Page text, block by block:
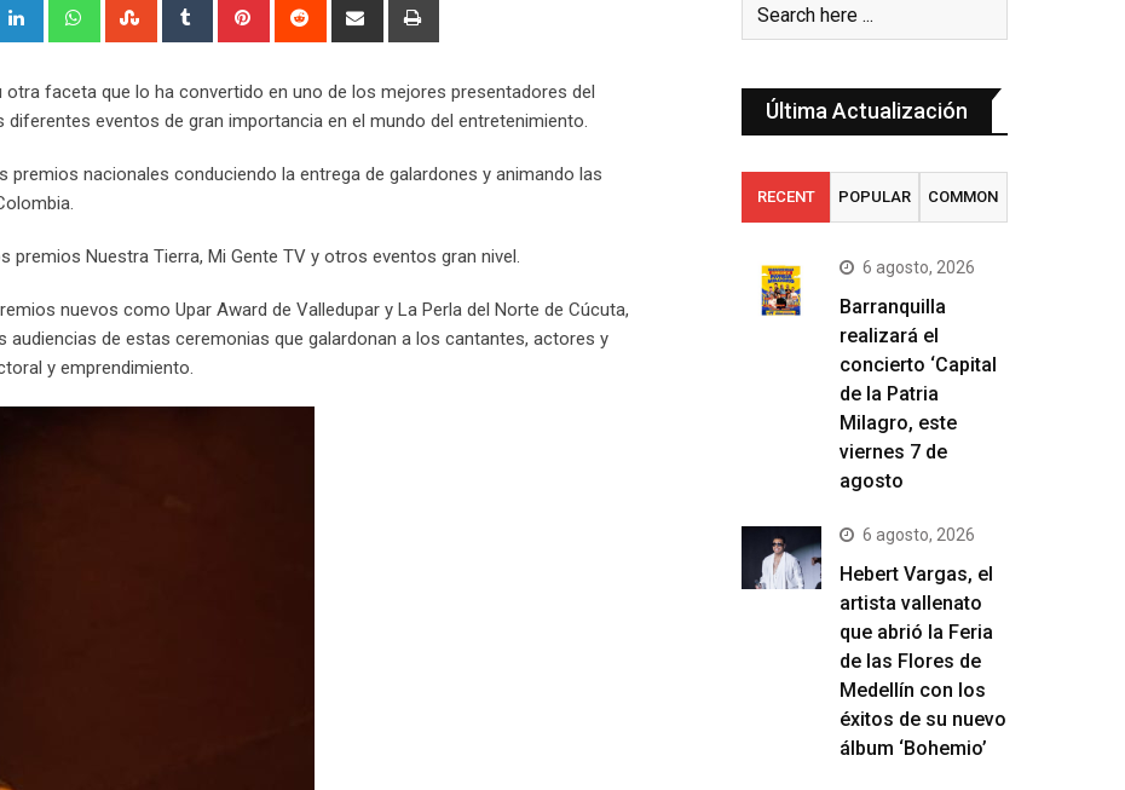
LinkedIn WhatsappStumbleUpon
Tumblr Pinterest Reddit
Share
faceta que lo ha convertido en uno de los mejores presentadores del
eventos de gran importancia en el mundo del entretenimiento.
premios nacionales conduciendo la entrega de galardones y animando las
premios Nuestra Tierra, Mi Gente TV y otros eventos gran nivel.
nuevos como Upar Award de Valledupar y La Perla del Norte de Cúcuta,
de estas ceremonias que galardonan a los cantantes, actores y
y emprendimiento.
Última Actualización
RECENT POPULAR COMMON
6 agosto, 2026
Barranquilla
realizará el
concierto ‘Capital
de la Patria
Milagro, este
viernes 7 de
agosto
6 agosto, 2026
Hebert Vargas, el
artista vallenato
que abrió la Feria
de las Flores de
Medellín con los
éxitos de su nuevo
álbum ‘Bohemio’